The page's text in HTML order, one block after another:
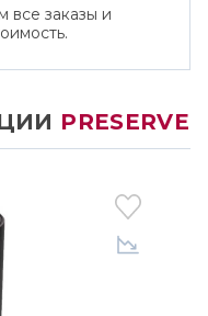
заказы и
PRESERVE